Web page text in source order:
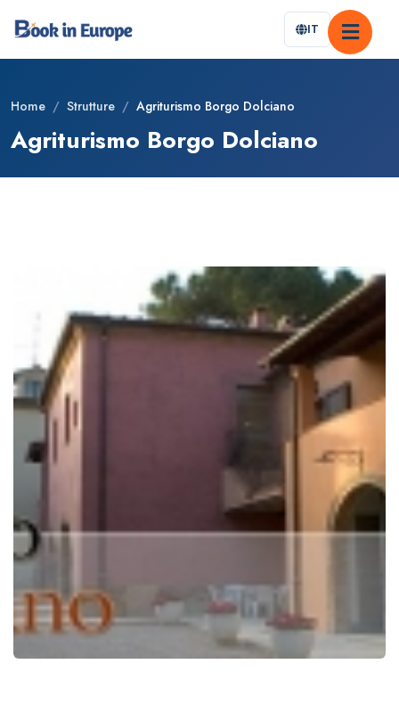
IT
Home / Strutture / Agriturismo Borgo Dolciano
Agriturismo Borgo Dolciano